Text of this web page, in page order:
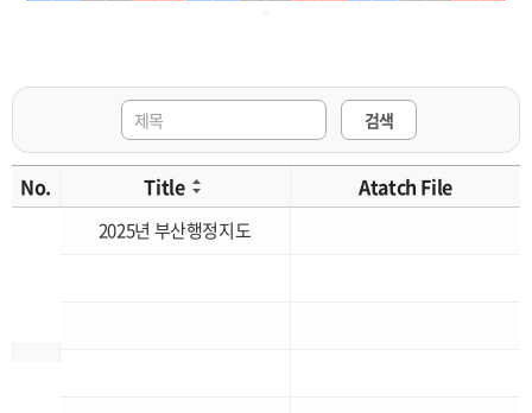
검색
No. Title Atatch File
2025년 부산행정지도